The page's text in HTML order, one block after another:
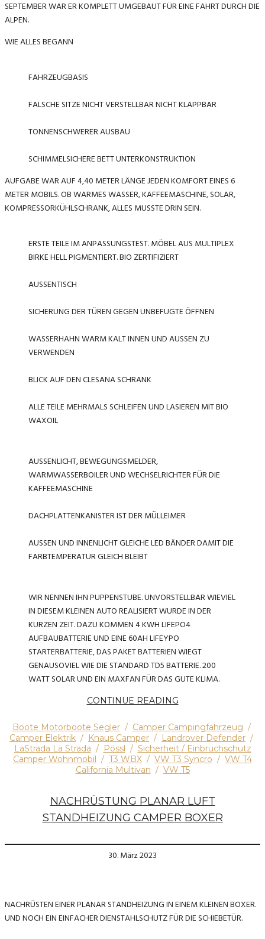
SEPTEMBER WAR ER KOMPLETT UMGEBAUT FÜR EINE FAHRT DURCH DIE
ALPEN.
WIE ALLES BEGANN
FAHRZEUGBASIS
FALSCHE SITZE NICHT VERSTELLBAR NICHT KLAPPBAR
TONNENSCHWERER AUSBAU
SCHIMMELSICHERE BETT UNTERKONSTRUKTION
AUFGABE WAR AUF 4,40 METER LÄNGE JEDEN KOMFORT EINES 6
METER MOBILS. OB WARMES WASSER, KAFFEEMASCHINE, SOLAR,
KOMPRESSORKÜHLSCHRANK, ALLES MUSSTE DRIN SEIN.
ERSTE TEILE IM ANPASSUNGSTEST. MÖBEL AUS MULTIPLEX
BIRKE HELL PIGMENTIERT. BIO ZERTIFIZIERT
AUSSENTISCH
SICHERUNG DER TÜREN GEGEN UNBEFUGTE ÖFFNEN
WASSERHAHN WARM KALT INNEN UND AUSSEN ZU
VERWENDEN
BLICK AUF DEN CLESANA SCHRANK
ALLE TEILE MEHRMALS SCHLEIFEN UND LASIEREN MIT BIO
WAXOIL
AUSSENLICHT, BEWEGUNGSMELDER,
WARMWASSERBOILER UND WECHSELRICHTER FÜR DIE
KAFFEEMASCHINE
DACHPLATTENKANISTER IST DER MÜLLEIMER
AUSSEN UND INNENLICHT GLEICHE LED BÄNDER DAMIT DIE
FARBTEMPERATUR GLEICH BLEIBT
WIR NENNEN IHN PUPPENSTUBE. UNVORSTELLBAR WIEVIEL
IN DIESEM KLEINEN AUTO REALISIERT WURDE IN DER
KURZEN ZEIT. DAZU KOMMEN 4 KWH LIFEPO4
AUFBAUBATTERIE UND EINE 60AH LIFEYPO
STARTERBATTERIE, DAS PAKET BATTERIEN WIEGT
GENAUSOVIEL WIE DIE STANDARD TD5 BATTERIE. 200
WATT SOLAR UND EIN MAXFAN FÜR DAS GUTE KLIMA.
CONTINUE READING
Boote Motorboote Segler/ Camper Campingfahrzeug /
Camper Elektrik / Knaus Camper / Landrover Defender /
LaStrada La Strada / Pössl / Sicherheit / Einbruchschutz
Camper Wohnmobil / T3 WBX / VW T3 Syncro / VW T4
California Multivan / VW T5
NACHRÜSTUNG PLANAR LUFT
STANDHEIZUNG CAMPER BOXER
30. März 2023
NACHRÜSTEN EINER PLANAR STANDHEIZUNG IN EINEM KLEINEN BOXER.
UND NOCH EIN EINFACHER DIENSTAHLSCHUTZ FÜR DIE SCHIEBETÜR.